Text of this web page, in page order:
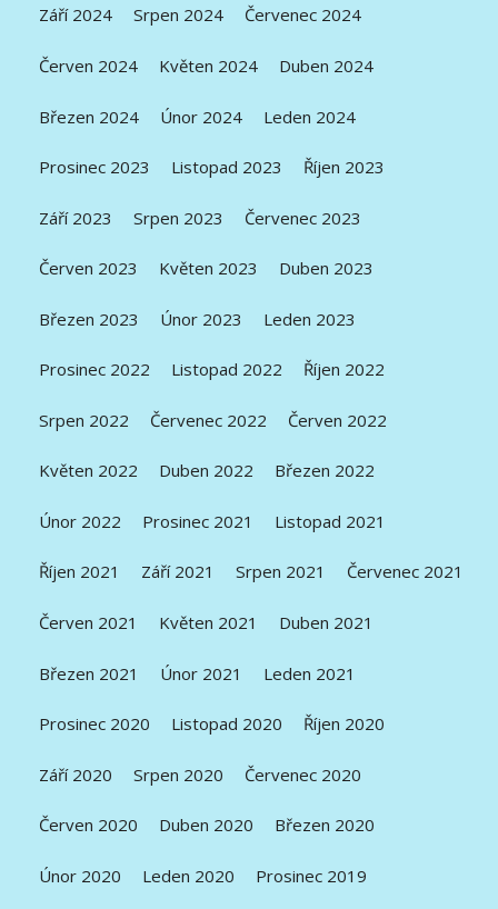
Září 2024 Srpen 2024 Červenec 2024
Červen 2024 Květen 2024 Duben 2024
Březen 2024 Únor 2024 Leden 2024
Prosinec 2023 Listopad 2023 Říjen 2023
Září 2023 Srpen 2023 Červenec 2023
Červen 2023 Květen 2023 Duben 2023
Březen 2023 Únor 2023 Leden 2023
Prosinec 2022 Listopad 2022 Říjen 2022
Srpen 2022 Červenec 2022 Červen 2022
Květen 2022 Duben 2022 Březen 2022
Únor 2022 Prosinec 2021 Listopad 2021
Říjen 2021 Září 2021 Srpen 2021 Červenec 2021
Červen 2021 Květen 2021 Duben 2021
Březen 2021 Únor 2021 Leden 2021
Prosinec 2020 Listopad 2020 Říjen 2020
Září 2020 Srpen 2020 Červenec 2020
Červen 2020 Duben 2020 Březen 2020
Únor 2020 Leden 2020 Prosinec 2019